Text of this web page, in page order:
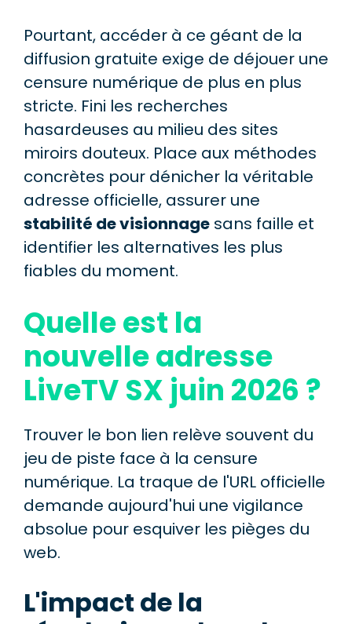
Pourtant, accéder à ce géant de la
diffusion gratuite exige de déjouer une
censure numérique de plus en plus
stricte. Fini les recherches
hasardeuses au milieu des sites
miroirs douteux. Place aux méthodes
concrètes pour dénicher la véritable
adresse officielle, assurer une
stabilité de visionnage sans faille et
identifier les alternatives les plus
fiables du moment.
Quelle est la
nouvelle adresse
LiveTV SX juin 2026 ?
Trouver le bon lien relève souvent du
jeu de piste face à la censure
numérique. La traque de l'URL officielle
demande aujourd'hui une vigilance
absolue pour esquiver les pièges du
web.
L'impact de la